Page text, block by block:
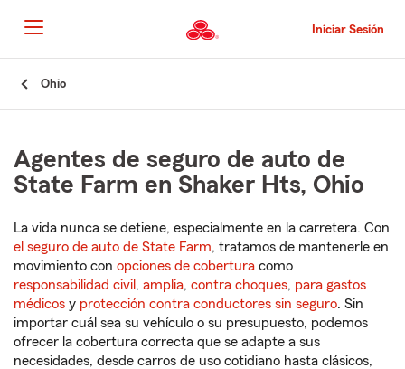
al
contenido
principal
Iniciar Sesión
Ohio
Agentes de seguro de auto de
State Farm en Shaker Hts, Ohio
La vida nunca se detiene, especialmente en la carretera. Con
el seguro de auto de State Farm, tratamos de mantenerle en
movimiento con opciones de cobertura como
responsabilidad civil , amplia, contra choques, para gastos
médicos y protección contra conductores sin seguro. Sin
importar cuál sea su vehículo o su presupuesto, podemos
ofrecer la cobertura correcta que se adapte a sus
necesidades, desde carros de uso cotidiano hasta clásicos,